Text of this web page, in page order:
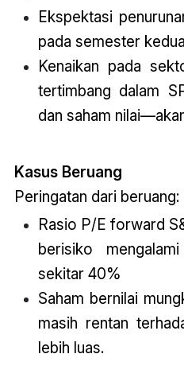
Ekspektasi
pada semester
Kenaikan pada
tertimbang dalam
dan saham
Kasus Beruang
Peringatan dari beruang:
Rasio P/E forward
berisiko
sekitar 40%
Saham bernilai
masih rentan
lebih luas.